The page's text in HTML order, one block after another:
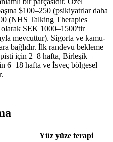
$100–250 (psikiyatrlar daha
(NHS Talking Therapies
SEK 1000–1500'tir
mevcuttur). Sigorta ve kamu-
bağlıdır. İlk randevu bekleme
için 2–8 hafta, Birleşik
6–18 hafta ve İsveç bölgesel
Yüz yüze terapi